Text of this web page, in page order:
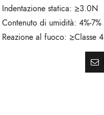
Indentazione statica: ≥3.0N
Contenuto di umidità: 4%-7%
Reazione al fuoco: ≥Classe 4